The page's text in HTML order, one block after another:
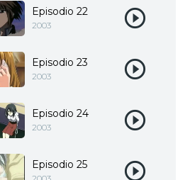
Episodio 22
2003
Episodio 23
2003
Episodio 24
2003
Episodio 25